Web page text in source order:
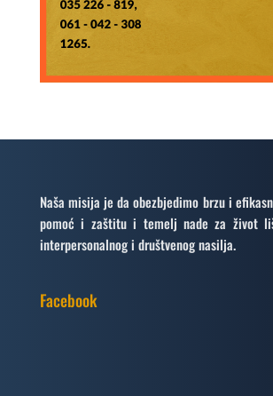
Naša misija je da obezbjedimo brzu i
pomoć i zaštitu i temelj nade za život
interpersonalnog i društvenog nasilja.
Facebook